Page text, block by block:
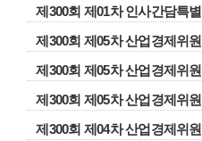
제300회 제01차 인사간담특
제300회 제05차 산업경제위
제300회 제05차 산업경제위
제300회 제05차 산업경제위
제300회 제04차 산업경제위